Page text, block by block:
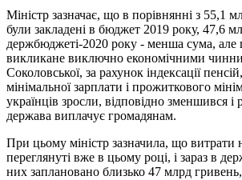
Міністр зазначає, що в порівнянні з 55,1
були закладені в бюджет 2019 року, 47,6
держбюджеті-2020 року - менша сума, але
викликане виключно економічними
Соколовської, за рахунок індексації
мінімальної зарплати і прожиткового
українців зросли, відповідно зменшився і
держава виплачує громадянам.
При цьому міністр зазначила, що витрати
переглянуті вже в цьому році, і зараз в
них заплановано близько 47 млрд